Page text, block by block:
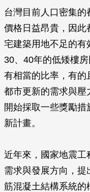
台灣目前人口密集的
價格日益昂貴，因此
宅建築用地不足的有
30、40年的低矮樓
有相當的比率，有的
都市更新的需求與
開始採取一些獎勵
新計畫。
近年來，國家地震
需求與發展方向，提
筋混凝土結構系統